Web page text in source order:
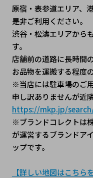
原宿・表参道エリア、
是非ご利用ください。
渋谷・松濤エリアから
す。
店舗前の道路に長時間
お品物を運搬する程度
※当店には駐車場のご
申し訳ありませんが近
https://mkp.jp/
※ブランドコレクトは
が運営するブランドア
ップです。
【詳しい地図はこちら